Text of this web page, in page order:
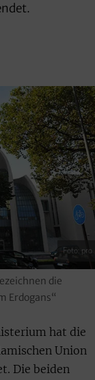
Foto: pro
die
Erdogans“
hat die
Union
Die beiden